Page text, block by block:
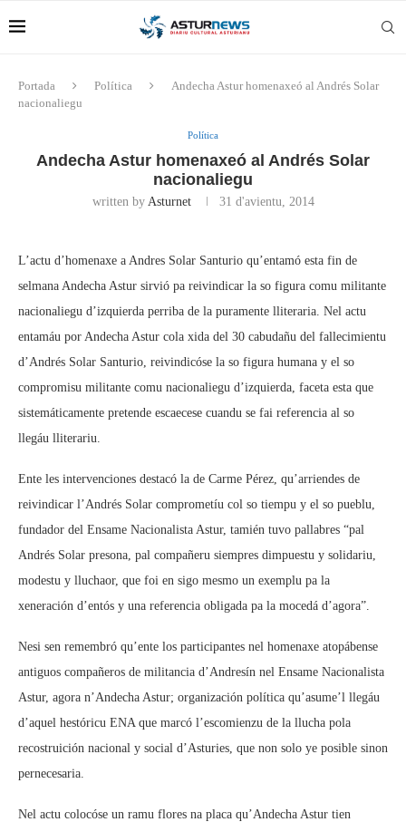
Portada Política
Andecha Astur homenaxeó al Andrés Solar
nacionaliegu
Política
Andecha Astur homenaxeó al Andrés Solar
nacionaliegu
written by Asturnet 31 d'avientu, 2014
L’actu d’homenaxe a Andres Solar Santurio qu’entamó esta fin de
selmana Andecha Astur sirvió pa reivindicar la so figura comu militante
nacionaliegu d’izquierda perriba de la puramente lliteraria. Nel actu
entamáu por Andecha Astur cola xida del 30 cabudañu del fallecimientu
d’Andrés Solar Santurio, reivindicóse la so figura humana y el so
compromisu militante comu nacionaliegu d’izquierda, faceta esta que
sistemáticamente pretende escaecese cuandu se fai referencia al so
llegáu lliterariu.
Ente les intervenciones destacó la de Carme Pérez, qu’arriendes de
reivindicar l’Andrés Solar comprometíu col so tiempu y el so pueblu,
fundador del Ensame Nacionalista Astur, tamién tuvo pallabres “pal
Andrés Solar presona, pal compañeru siempres dimpuestu y solidariu,
modestu y lluchaor, que foi en sigo mesmo un exemplu pa la
xeneración d’entós y una referencia obligada pa la mocedá d’agora”.
Nesi sen remembró qu’ente los participantes nel homenaxe atopábense
antiguos compañeros de militancia d’Andresín nel Ensame Nacionalista
Astur, agora n’Andecha Astur; organización política qu’asume’l llegáu
d’aquel hestóricu ENA que marcó l’escomienzu de la llucha pola
recostruición nacional y social d’Asturies, que non solo ye posible sinon
pernecesaria.
Nel actu colocóse un ramu flores na placa qu’Andecha Astur tien